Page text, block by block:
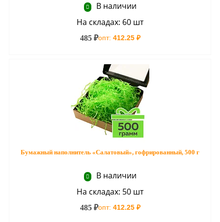
В наличии
На складах: 60 шт
485 ₽опт: 412.25 ₽
Бумажный наполнитель «Салатовый», гофрированный, 500 г
В наличии
На складах: 50 шт
485 ₽опт: 412.25 ₽